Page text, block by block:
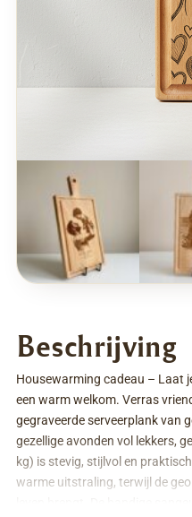
Beschrijving
Housewarming cadeau – Laat
een warm welkom. Verras
gegraveerde serveerplank van
gezellige avonden vol lekkers,
kg) is stevig, stijlvol en
warme uitstraling, terwijl de
leven brengt. De handige